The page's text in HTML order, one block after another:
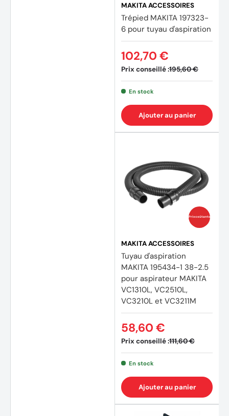
MAKITA ACCESSOIRES
Trépied MAKITA 197323-
6 pour tuyau d'aspiration
Prix conseillé :195,60 €
102,70 €
En stock
Ajouter au panier
Prix coûtants
MAKITA ACCESSOIRES
Tuyau d'aspiration
MAKITA 195434-1 38-2.5
pour aspirateur MAKITA
VC1310L, VC2510L,
VC3210L et VC3211M
Prix conseillé :111,60 €
58,60 €
En stock
Ajouter au panier